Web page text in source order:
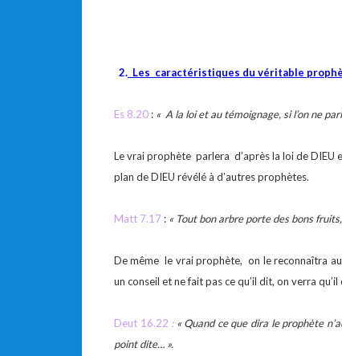
2. Les caractéristiques du véritable
Es 8.20 : « A la loi et au témoignage, si l’on ne
Le vrai prophète parlera d’après la loi de
plan de DIEU révélé à d’autres prophètes.
Matt 7.17 : « Tout bon arbre porte des bons
De même le vrai prophète, on le reconnaîtra
un conseil et ne fait pas ce qu’il dit, on verra
Deut 16.22 :« Quand ce que dira le prophète
point dite… ».